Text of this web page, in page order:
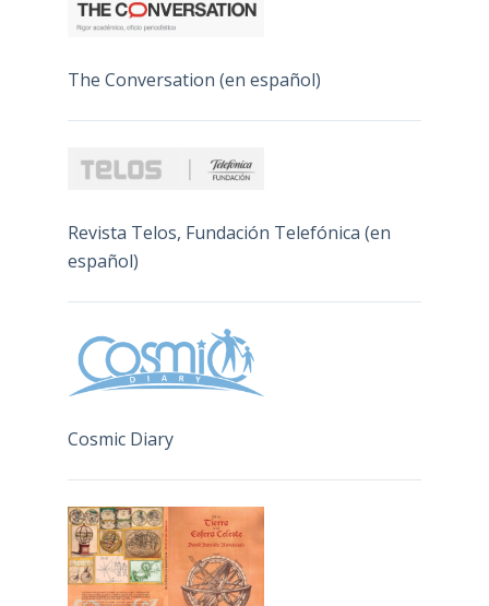
The Conversation (en español)
Revista Telos, Fundación Telefónica (en
español)
Cosmic Diary